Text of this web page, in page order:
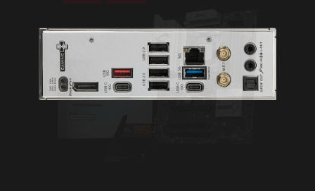
流星 預設
選擇使用 NORTON 360 DELUXE
加入網路安全
為您的設備提供多層保護、線上隱私功能包含安全